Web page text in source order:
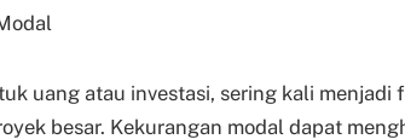
uang atau investasi, sering kali menjadi
besar. Kekurangan modal dapat